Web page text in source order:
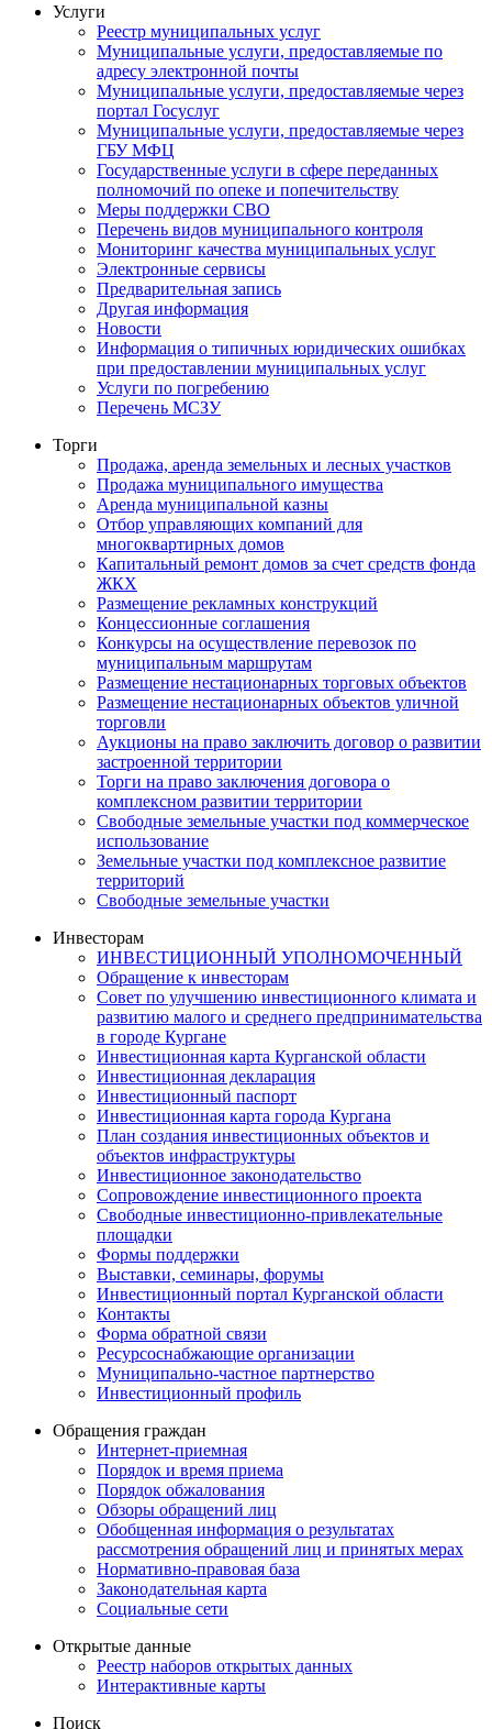
Услуги
Реестр муниципальных услуг
Муниципальные услуги, предоставляемые по
адресу электронной почты
Муниципальные услуги, предоставляемые через
портал Госуслуг
Муниципальные услуги, предоставляемые через
ГБУ МФЦ
Государственные услуги в сфере переданных
полномочий по опеке и попечительству
Меры поддержки СВО
Перечень видов муниципального контроля
Мониторинг качества муниципальных услуг
Электронные сервисы
Предварительная запись
Другая информация
Новости
Информация о типичных юридических ошибках
при предоставлении муниципальных услуг
Услуги по погребению
Перечень МСЗУ
Торги
Продажа, аренда земельных и лесных участков
Продажа муниципального имущества
Аренда муниципальной казны
Отбор управляющих компаний для
многоквартирных домов
Капитальный ремонт домов за счет средств фонда
ЖКХ
Размещение рекламных конструкций
Концессионные соглашения
Конкурсы на осуществление перевозок по
муниципальным маршрутам
Размещение нестационарных торговых объектов
Размещение нестационарных объектов уличной
торговли
Аукционы на право заключить договор о развитии
застроенной территории
Торги на право заключения договора о
комплексном развитии территории
Свободные земельные участки под коммерческое
использование
Земельные участки под комплексное развитие
территорий
Свободные земельные участки
Инвесторам
ИНВЕСТИЦИОННЫЙ УПОЛНОМОЧЕННЫЙ
Обращение к инвесторам
Совет по улучшению инвестиционного климата и
развитию малого и среднего предпринимательства
в городе Кургане
Инвестиционная карта Курганской области
Инвестиционная декларация
Инвестиционный паспорт
Инвестиционная карта города Кургана
План создания инвестиционных объектов и
объектов инфраструктуры
Инвестиционное законодательство
Сопровождение инвестиционного проекта
Свободные инвестиционно-привлекательные
площадки
Формы поддержки
Выставки, семинары, форумы
Инвестиционный портал Курганской области
Контакты
Форма обратной связи
Ресурсоснабжающие организации
Муниципально-частное партнерство
Инвестиционный профиль
Обращения граждан
Интернет-приемная
Порядок и время приема
Порядок обжалования
Обзоры обращений лиц
Обобщенная информация о результатах
рассмотрения обращений лиц и принятых мерах
Нормативно-правовая база
Законодательная карта
Социальные сети
Открытые данные
Реестр наборов открытых данных
Интерактивные карты
Поиск